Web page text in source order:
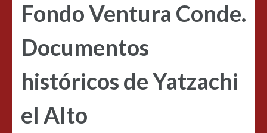
Fondo Ventura Conde.
Documentos
históricos de Yatzachi
el Alto